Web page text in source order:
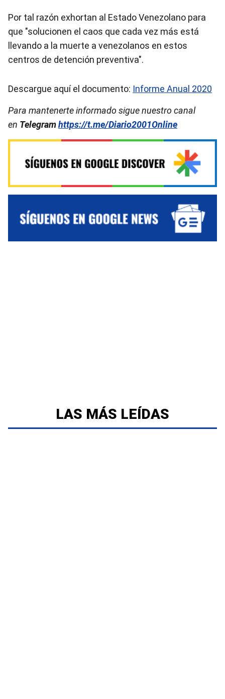
Por tal razón exhortan al Estado Venezolano para
que "solucionen el caos que cada vez más está
llevando a la muerte a venezolanos en estos
centros de detención preventiva".
Descargue aquí el documento: Informe Anual 2020
Para mantenerte informado sigue nuestro canal
en Telegramhttps://t.me/Diario2001Online
LAS MÁS LEÍDAS